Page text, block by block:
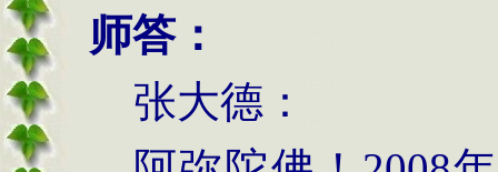
师答：
张大德：